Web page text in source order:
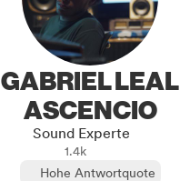
GABRIEL LEAL
ASCENCIO
Sound Experte
1.4k
Hohe Antwortquote